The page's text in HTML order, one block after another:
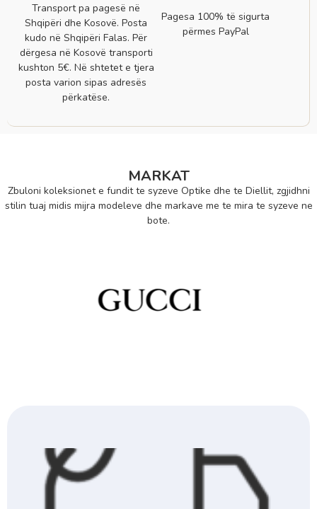
Transport pa pagesë në
Shqipëri dhe Kosovë. Posta
kudo në Shqipëri Falas. Për
dërgesa në Kosovë transporti
kushton 5€. Në shtetet e tjera
posta varion sipas adresës
përkatëse.
Pagesa 100% të sigurta
përmes PayPal
MARKAT
Zbuloni koleksionet e fundit te syzeve Optike dhe te Diellit, zgjidhni
stilin tuaj midis mijra modeleve dhe markave me te mira te syzeve ne
bote.